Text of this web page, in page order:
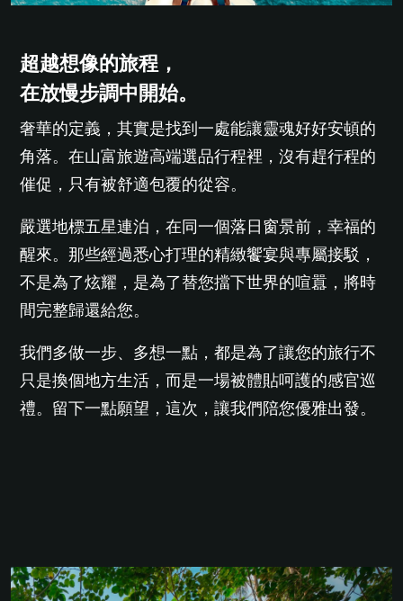
超越想像的旅程，
在放慢步調中開始。
奢華的定義，其實是找到一處能讓靈魂好好安頓的
角落。在山富旅遊高端選品行程裡，沒有趕行程的
催促，只有被舒適包覆的從容。
嚴選地標五星連泊，在同一個落日窗景前，幸福的
醒來。那些經過悉心打理的精緻饗宴與專屬接駁，
不是為了炫耀，是為了替您擋下世界的喧囂，將時
間完整歸還給您。
我們多做一步、多想一點，都是為了讓您的旅行不
只是換個地方生活，而是一場被體貼呵護的感官巡
禮。留下一點願望，這次，讓我們陪您優雅出發。